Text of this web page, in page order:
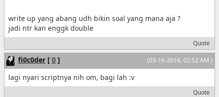
write up yang abang udh bikin soal yang mana aja ?
jadi ntr kan enggk double
Quote
(03-16-2016, 02:52 AM )
fi0c0der [ 0 ]
lagi nyari scriptnya nih om, bagi lah :v
Quote